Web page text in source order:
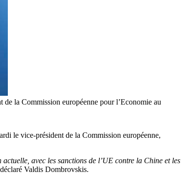
la Commission européenne pour l’Economie au
le vice-président de la Commission européenne,
avec les sanctions de l’UE contre la Chine et les
Valdis Dombrovskis.